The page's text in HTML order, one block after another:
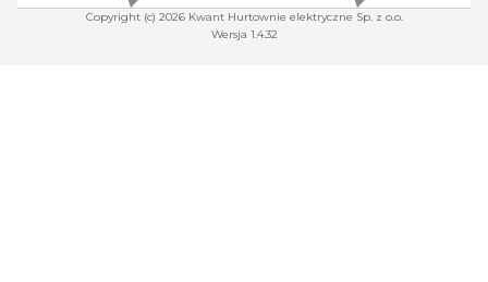
Copyright (c) 2026 Kwant Hurtownie elektryczne Sp. z o.o.
Wersja 1.4.32